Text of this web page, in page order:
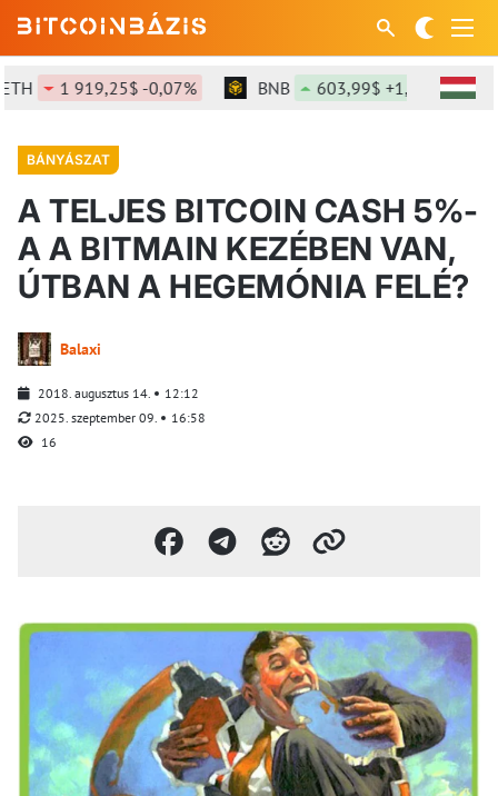
1 919,25$ -0,07% BNB 603,99$ +1,48% SOL
BÁNYÁSZAT
A TELJES BITCOIN CASH 5%-
A A BITMAIN KEZÉBEN VAN,
ÚTBAN A HEGEMÓNIA FELÉ?
Balaxi
2018. augusztus 14.
12:12
2025. szeptember 09.
16:58
16